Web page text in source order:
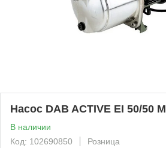
Насос DAB ACTIVE EI 50/50 M
В наличии
Код: 102690850
Розница